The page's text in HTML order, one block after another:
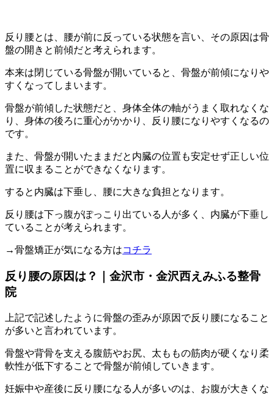
反り腰とは、腰が前に反っている状態を言い、その原因は骨
盤の開きと前傾だと考えられます。
本来は閉じている骨盤が開いていると、骨盤が前傾になりや
すくなってしまいます。
骨盤が前傾した状態だと、身体全体の軸がうまく取れなくな
り、身体の後ろに重心がかかり、反り腰になりやすくなるの
です。
また、骨盤が開いたままだと内臓の位置も安定せず正しい位
置に収まることができなくなります。
すると内臓は下垂し、腰に大きな負担となります。
反り腰は下っ腹がぽっこり出ている人が多く、内臓が下垂し
ていることが考えられます。
→骨盤矯正が気になる方はコチラ
反り腰の原因は？｜金沢市・金沢西えみふる整骨
院
上記で記述したように骨盤の歪みが原因で反り腰になること
が多いと言われています。
骨盤や背骨を支える腹筋やお尻、太ももの筋肉が硬くなり柔
軟性が低下することで骨盤が前傾していきます。
妊娠中や産後に反り腰になる人が多いのは、お腹が大きくな